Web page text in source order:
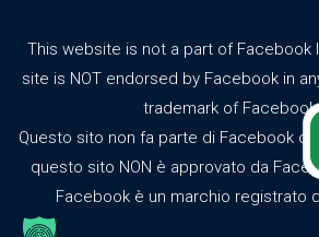
This website is not a part of Facebook
site is NOT endorsed by Facebook in
trademark of Facebook
Questo sito non fa parte di Facebook o
questo sito NON è approvato da
Facebook è un marchio registrato